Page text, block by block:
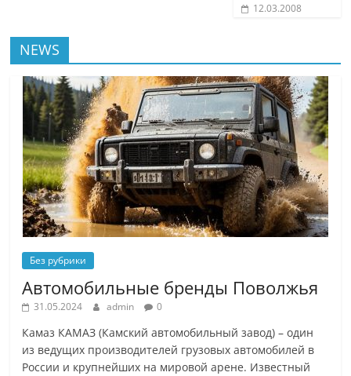
12.03.2008
NEWS
Без рубрики
Автомобильные бренды Поволжья
31.05.2024 admin 0
Камаз КАМАЗ (Камский автомобильный завод) – один
из ведущих производителей грузовых автомобилей в
России и крупнейших на мировой арене. Известный